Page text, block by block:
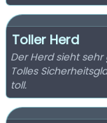
Toller Herd
Der Herd sieht
Tolles
toll.